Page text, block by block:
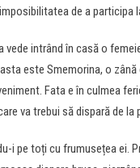
de a participa
vede intrând în casă o
este Smemorina, o
Fata e în culmea
va trebui să dispară de
i pe toți cu frumusețea ei.